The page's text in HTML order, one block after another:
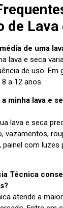
de Lava
de uma
lava e seca
de uso. Em
a 12 anos.
minha lava e
lava e seca
vazamentos,
painel com luzes
Técnica
atende a